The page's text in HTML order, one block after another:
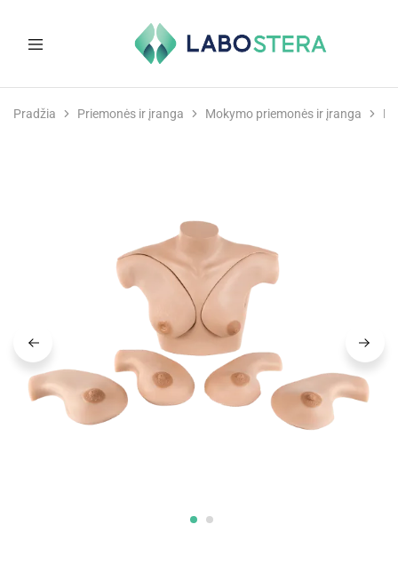
ir
Pradžia Priemonės ir įranga Mokymo priemonės ir įranga